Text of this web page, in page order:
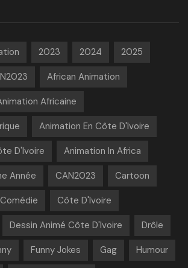
2023 2024 2025
African Animation
Africaine
Animation En Côte D'Ivoire
D'Ivoire Animation In Africa
Année CAN2023 Cartoon
Comédie Côte D'Ivoire
Dessin Animé Côte D'Ivoire Drôle
Funny Jokes Gag Humour